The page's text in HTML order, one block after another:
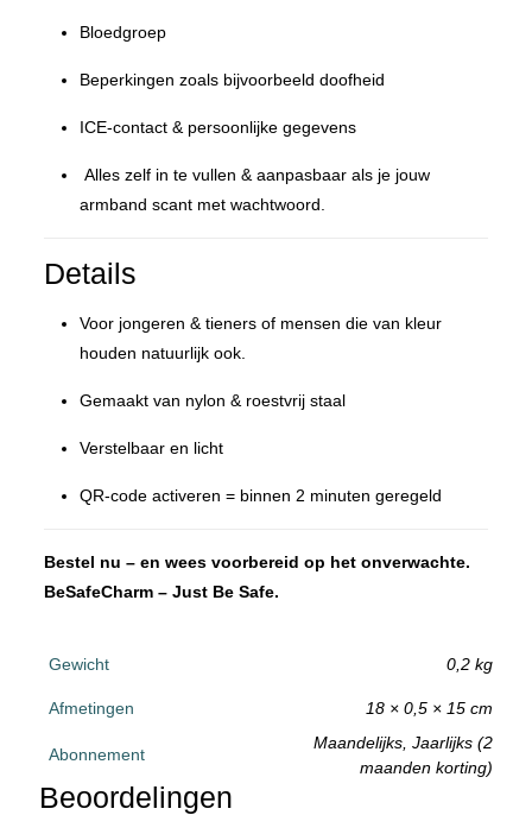
Bloedgroep
Beperkingen zoals bijvoorbeeld doofheid
ICE-contact & persoonlijke gegevens
Alles zelf in te vullen & aanpasbaar als je jouw
armband scant met wachtwoord.
Details
Voor jongeren & tieners of mensen die van kleur
houden natuurlijk ook.
Gemaakt van nylon & roestvrij staal
Verstelbaar en licht
QR-code activeren = binnen 2 minuten geregeld
Bestel nu – en wees voorbereid op het onverwachte.
BeSafeCharm – Just Be Safe.
Gewicht 0,2 kg
Afmetingen 18 × 0,5 × 15 cm
Abonnement
Maandelijks, Jaarlijks (2
maanden korting)
Beoordelingen